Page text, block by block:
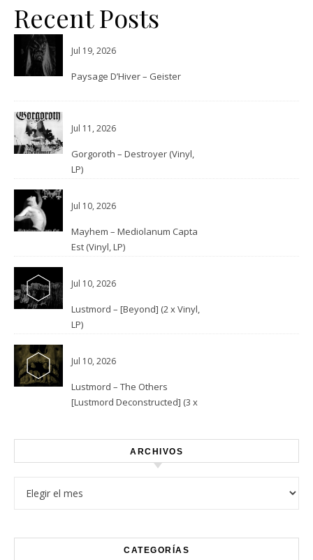
Recent Posts
Jul 19, 2026
Paysage D’Hiver – Geister
Jul 11, 2026
Gorgoroth – Destroyer (Vinyl,
LP)
Jul 10, 2026
Mayhem – Mediolanum Capta
Est (Vinyl, LP)
Jul 10, 2026
Lustmord – [Beyond] (2 x Vinyl,
LP)
Jul 10, 2026
Lustmord – The Others
[Lustmord Deconstructed] (3 x
ARCHIVOS
CATEGORÍAS